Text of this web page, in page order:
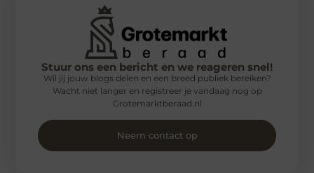
Stuur ons een bericht en we reageren snel!
Wil jij jouw blogs delen en een breed publiek bereiken?
Wacht niet langer en registreer je vandaag nog op
Grotemarktberaad.nl
Neem contact op